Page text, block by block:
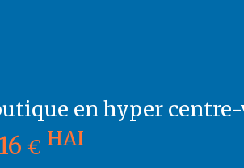
en hyper
€ HAI